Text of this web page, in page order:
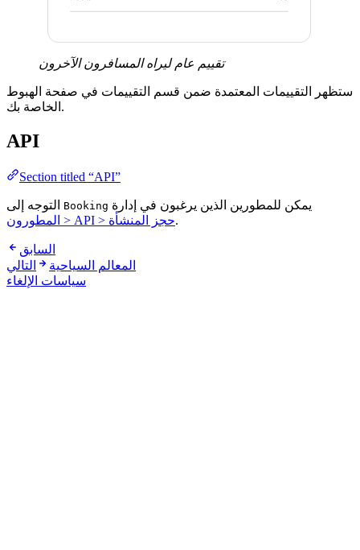
تقييم عام ليراه المسافرون الآخرون
ستظهر التقييمات المعتمدة ضمن قسم التقييمات في صفحة الهبوط
الخاصة بك.
API
Section titled “API”
يمكن للمطورين الذين يرغبون في إدارة Booking
التوجه إلى
المطورون > API > حجز المنشأة.
السابق
المعالم السياحية
التالي
سياسات الإلغاء